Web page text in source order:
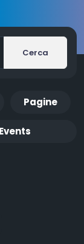
Cerca
Pagine
Events